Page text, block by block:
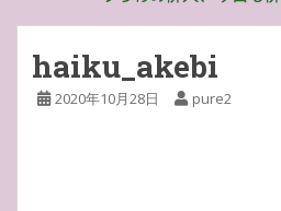
haiku_akebi
2020年10月28日 pure2